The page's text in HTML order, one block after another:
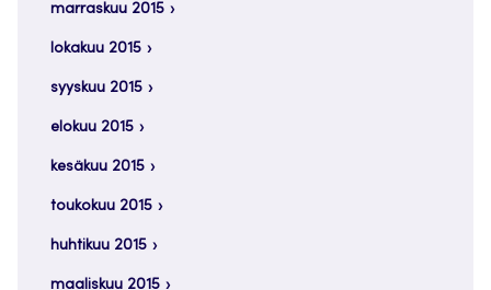
marraskuu 2015
lokakuu 2015
syyskuu 2015
elokuu 2015
kesäkuu 2015
toukokuu 2015
huhtikuu 2015
maaliskuu 2015